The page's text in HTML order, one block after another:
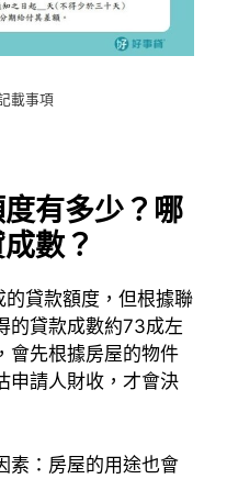
載事項
有多少？哪
數？
貸款額度，但根據聯
的貸款成數約73成左
會先根據房屋的物件
申請人財收，才會決
素：房屋的用途也會